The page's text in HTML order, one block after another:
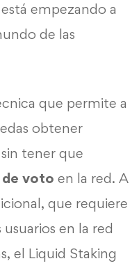
empezando a
de las
que permite a
obtener
tener que
de voto en la red. A
que requiere
en la red
el Liquid Staking